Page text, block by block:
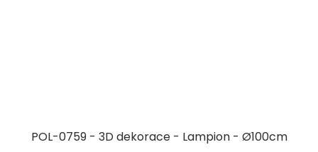
POL-0759 - 3D dekorace - Lampion - Ø100cm